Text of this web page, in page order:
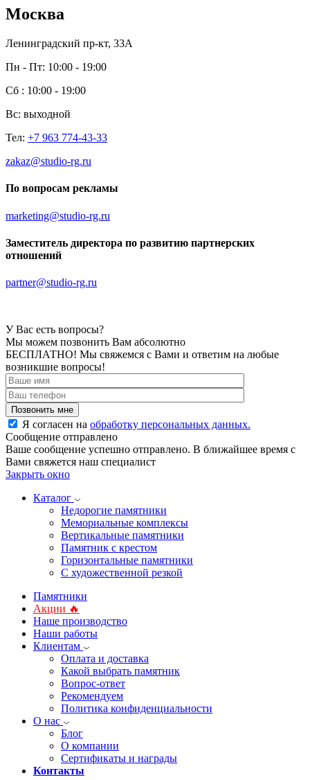
Москва
Ленинградский пр-кт, 33А
Пн - Пт: 10:00 - 19:00
Сб : 10:00 - 19:00
Вс: выходной
Тел: +7 963 774-43-33
zakaz@studio-rg.ru
По вопросам рекламы
marketing@studio-rg.ru
Заместитель директора по развитию партнерских
отношений
partner@studio-rg.ru
У Вас есть вопросы?
Мы можем позвонить Вам абсолютно
БЕСПЛАТНО! Мы свяжемся с Вами и ответим на любые
возникшие вопросы!
Я согласен на обработку персональных данных.
Сообщение отправлено
Ваше сообщение успешно отправлено. В ближайшее время с
Вами свяжется наш специалист
Закрыть окно
Каталог
Недорогие памятники
Мемориальные комплексы
Вертикальные памятники
Памятник с крестом
Горизонтальные памятники
С художественной резкой
Памятники
Акции 🔥
Наше производство
Наши работы
Клиентам
Оплата и доставка
Какой выбрать памятник
Вопрос-ответ
Рекомендуем
Политика конфиденциальности
О нас
Блог
О компании
Сертификаты и награды
Контакты